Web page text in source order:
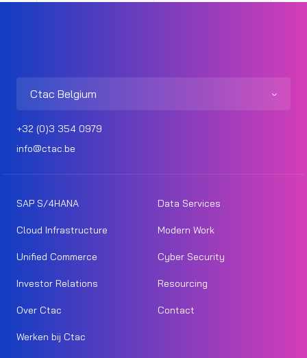
Ctac Belgium
+32 (0)3 354 0979
info@ctac.be
SAP S/4HANA Data Services
Cloud Infrastructure Modern Work
Unified Commerce Cyber Security
Investor Relations Resourcing
Over Ctac Contact
Werken bij Ctac